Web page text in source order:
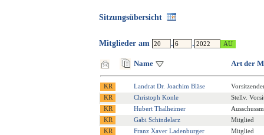
Sitzungsübersicht
Mitglieder am . .
Name Art der
Landrat Dr. Joachim Bläse
Christoph Konle
Stellv.
Hubert Thalheimer
Gabi Schindelarz
Mitglied
Franz Xaver Ladenburger
Mitglied